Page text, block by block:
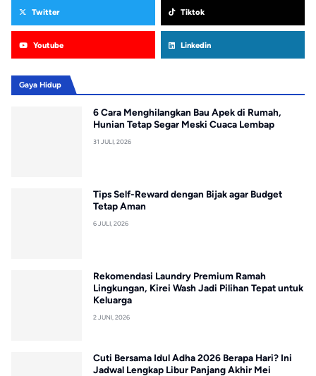
Twitter Tiktok
Youtube Linkedin
Gaya Hidup
6 Cara Menghilangkan Bau Apek di Rumah,
Hunian Tetap Segar Meski Cuaca Lembap
31 JULI, 2026
Tips Self-Reward dengan Bijak agar Budget
Tetap Aman
6 JULI, 2026
Rekomendasi Laundry Premium Ramah
Lingkungan, Kirei Wash Jadi Pilihan Tepat untuk
Keluarga
2 JUNI, 2026
Cuti Bersama Idul Adha 2026 Berapa Hari? Ini
Jadwal Lengkap Libur Panjang Akhir Mei